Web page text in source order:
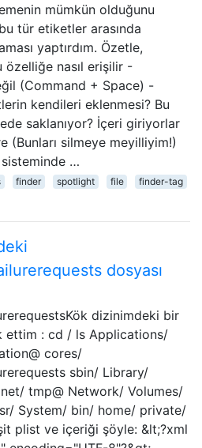
mümkün olduğunu
tür etiketler arasında
yaptırdım. Özetle,
özelliğe nasıl erişilir -
(Command + Space) -
kendileri eklenmesi? Bu
saklanıyor? İçeri giriyorlar
(Bunları silmeye meyilliyim!)
…
finder spotlight file finder-tag
dosyası
dizinimdeki bir
ettim : cd / ls Applications/
cores/
sbin/ Library/
tmp@ Network/ Volumes/
System/ bin/ home/ private/
plist ve içeriği şöyle: &lt;?xml